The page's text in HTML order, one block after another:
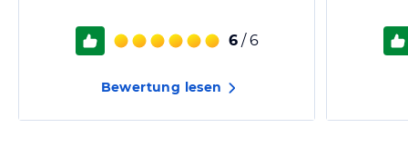
6 / 6
Bewertung lesen